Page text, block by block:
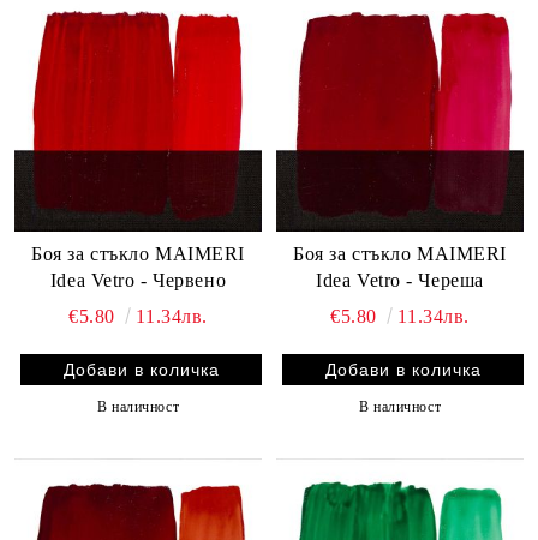
Боя за стъкло MAIMERI
Idea Vetro - Червено
€5.80
11.34лв.
В наличност
Боя за стъкло MAIMERI
Idea Vetro - Череша
€5.80
11.34лв.
В наличност